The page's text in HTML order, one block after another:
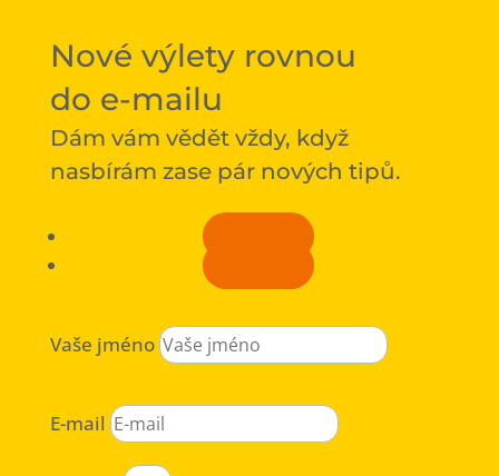
Nové výlety rovnou
do e-mailu
Dám vám vědět vždy, když
nasbírám zase pár nových tipů.
Vaše jméno
E-mail